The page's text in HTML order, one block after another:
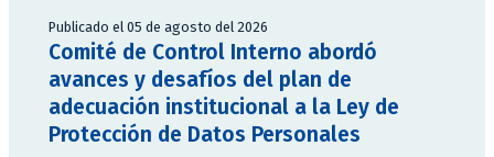
Publicado el 05 de agosto del 2026
Comité de Control Interno abordó
avances y desafíos del plan de
adecuación institucional a la Ley de
Protección de Datos Personales